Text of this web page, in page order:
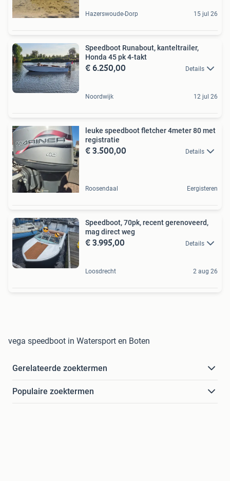
Hazerswoude-Dorp 15 jul 26
Speedboot Runabout, kanteltrailer,
Honda 45 pk 4-takt
€ 6.250,00 Details
Noordwijk 12 jul 26
leuke speedboot fletcher 4meter 80 met
registratie
€ 3.500,00 Details
Roosendaal Eergisteren
Speedboot, 70pk, recent gerenoveerd,
mag direct weg
€ 3.995,00 Details
Loosdrecht 2 aug 26
vega speedboot in Watersport en Boten
Gerelateerde zoektermen
Populaire zoektermen